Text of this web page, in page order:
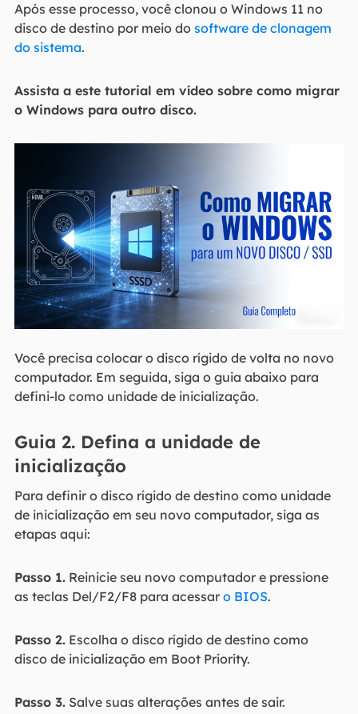
Após esse processo, você clonou o Windows 11 no
disco de destino por meio do software de clonagem
do sistema.
Assista a este tutorial em vídeo sobre como migrar
o Windows para outro disco.
Você precisa colocar o disco rígido de volta no novo
computador. Em seguida, siga o guia abaixo para
defini-lo como unidade de inicialização.
Guia 2. Defina a unidade de
inicialização
Para definir o disco rígido de destino como unidade
de inicialização em seu novo computador, siga as
etapas aqui:
Passo 1.Reinicie seu novo computador e pressione
as teclas Del/F2/F8 para acessar o BIOS.
Passo 2.Escolha o disco rígido de destino como
disco de inicialização em Boot Priority.
Passo 3.Salve suas alterações antes de sair.